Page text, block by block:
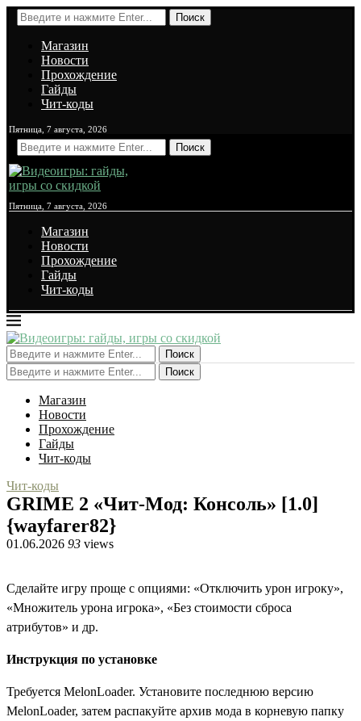
Поиск
Магазин
Новости
Прохождение
Гайды
Чит-коды
Пятница, 7 августа, 2026
Поиск
Пятница, 7 августа, 2026
Магазин
Новости
Прохождение
Гайды
Чит-коды
Поиск
Поиск
Магазин
Новости
Прохождение
Гайды
Чит-коды
Чит-коды
GRIME 2 «Чит-Мод: Консоль» [1.0]
{wayfarer82}
01.06.2026 93 views
Сделайте игру проще с опциями: «Отключить урон игроку»,
«Множитель урона игрока», «Без стоимости сброса
атрибутов» и др.
Инструкция по установке
Требуется MelonLoader. Установите последнюю версию
MelonLoader, затем распакуйте архив мода в корневую папку